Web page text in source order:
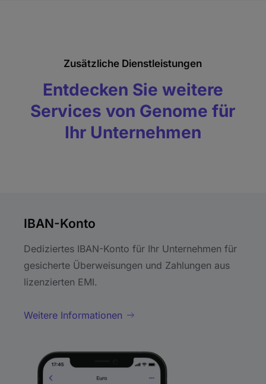
Zusätzliche Dienstleistungen
Entdecken Sie weitere
Services von Genome für
Ihr Unternehmen
IBAN-Konto
Dediziertes IBAN-Konto für Ihr Unternehmen für
gesicherte Überweisungen und Zahlungen aus
lizenzierten EMI.
Weitere Informationen